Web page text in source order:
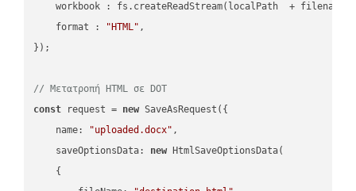
workbook : fs.createReadStream(localPath  + filename
format : "HTML" ,
});
// Μετατροπή HTML σε DOT
const request = new SaveAsRequest({
name: "uploaded.docx" ,
saveOptionsData: new HtmlSaveOptionsData(
    {